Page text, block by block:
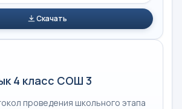
Скачать
4 класс СОШ 3
проведения школьного этапа